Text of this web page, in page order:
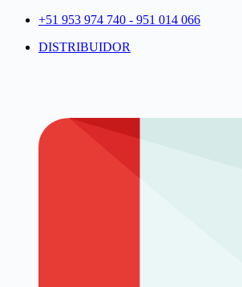
+51 953 974 740 - 951 014 066
DISTRIBUIDOR